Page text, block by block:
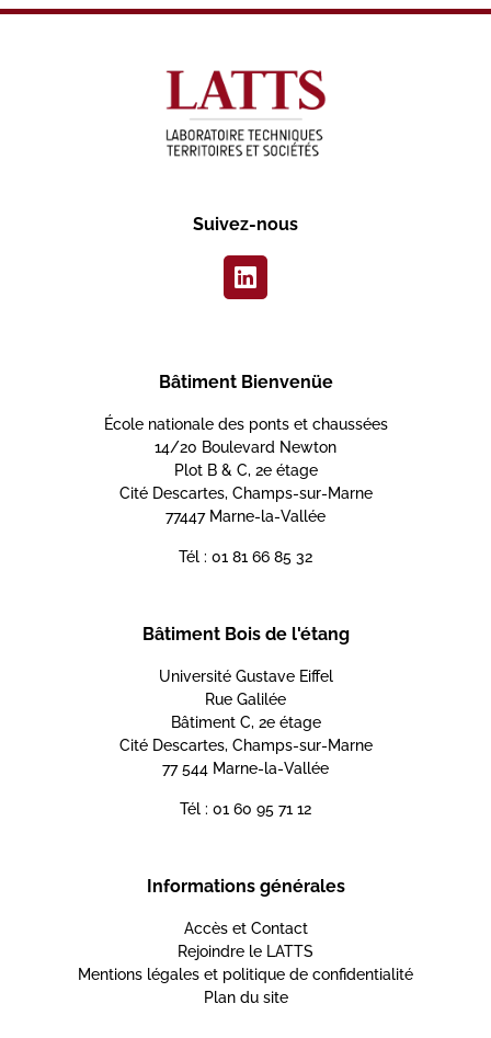
Suivez-nous
Bâtiment Bienvenüe
École nationale des ponts et chaussées
14/20 Boulevard Newton
Plot B & C, 2e étage
Cité Descartes, Champs-sur-Marne
77447 Marne-la-Vallée
Tél : 01 81 66 85 32
Bâtiment Bois de l'étang
Université Gustave Eiffel
Rue Galilée
Bâtiment C, 2e étage
Cité Descartes, Champs-sur-Marne
77 544 Marne-la-Vallée
Tél : 01 60 95 71 12
Informations générales
Accès et Contact
Rejoindre le LATTS
Mentions légales et politique de confidentialité
Plan du site